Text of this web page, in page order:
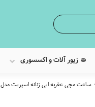
زیور آلات و اکسسوری
ساعت مچی عقربه ایی زنانه اسپریت مدل ES1L340M0115